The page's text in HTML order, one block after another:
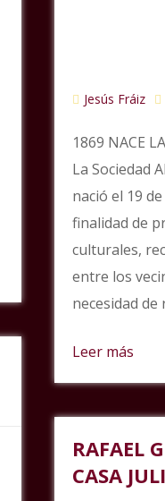
Jesús Fráiz
1869 NACE
La Sociedad
nació el 19
finalidad de
culturales,
entre los
necesidad
Leer más
RAFAEL
CASA